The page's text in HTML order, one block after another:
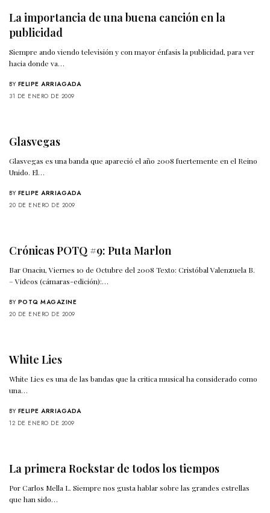
La importancia de una buena canción en la
publicidad
Siempre ando viendo televisión y con mayor énfasis la publicidad, para ver
hacia donde va…
BY FELIPE ARRIAGADA
31 DE ENERO DE 2009
Glasvegas
Glasvegas es una banda que apareció el año 2008 fuertemente en el Reino
Unido. El…
BY FELIPE ARRIAGADA
20 DE ENERO DE 2009
Crónicas POTQ #9: Puta Marlon
Bar Onaciu, Viernes 10 de Octubre del 2008 Texto: Cristóbal Valenzuela B.
– Videos (cámaras-edición):…
BY POTQ MAGAZINE
20 DE ENERO DE 2009
White Lies
White Lies es una de las bandas que la critica musical ha considerado como
una…
BY FELIPE ARRIAGADA
12 DE ENERO DE 2009
La primera Rockstar de todos los tiempos
Por Carlos Mella L. Siempre nos gusta hablar sobre las grandes estrellas
que han sido…